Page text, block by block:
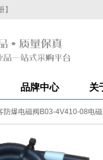
】
品牌中心 关
防爆电磁阀B03-4V410-08电